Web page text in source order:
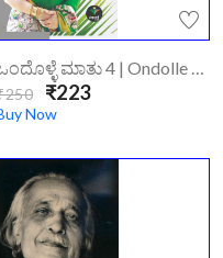
ಒಂದೊಳ್ಳೆ ಮಾತು 4 | Ondolle Maatu 4
₹223
Now